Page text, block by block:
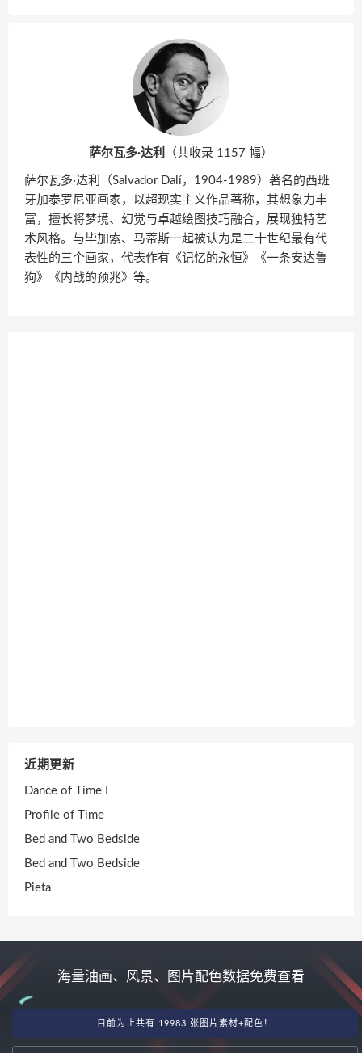
萨尔瓦多·达利 （共收录 1157 幅）
萨尔瓦多·达利（Salvador Dalí，1904-1989）著名的西班
牙加泰罗尼亚画家，以超现实主义作品著称，其想象力丰
富，擅长将梦境、幻觉与卓越绘图技巧融合，展现独特艺
术风格。与毕加索、马蒂斯一起被认为是二十世纪最有代
表性的三个画家，代表作有《记忆的永恒》《一条安达鲁
狗》《内战的预兆》等。
近期更新
Dance of Time I
Profile of Time
Bed and Two Bedside
Bed and Two Bedside
Pieta
海量油画、风景、图片配色数据免费查看
目前为止共有 19983 张图片素材+配色！